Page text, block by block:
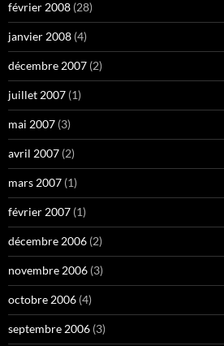
février 2008 (28)
janvier 2008 (4)
décembre 2007 (2)
juillet 2007 (1)
mai 2007 (3)
avril 2007 (2)
mars 2007 (1)
février 2007 (1)
décembre 2006 (2)
novembre 2006 (3)
octobre 2006 (4)
septembre 2006 (3)